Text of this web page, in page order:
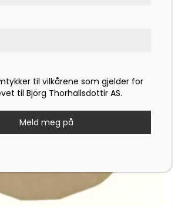
til vilkårene som gjelder for
til Björg Thorhallsdottir AS.
Meld meg på